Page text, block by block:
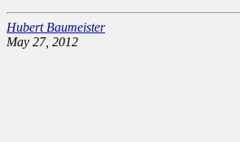
Hubert Baumeister
May 27, 2012